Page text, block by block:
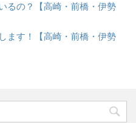
るの？【高崎・前橋・伊勢
ます！【高崎・前橋・伊勢